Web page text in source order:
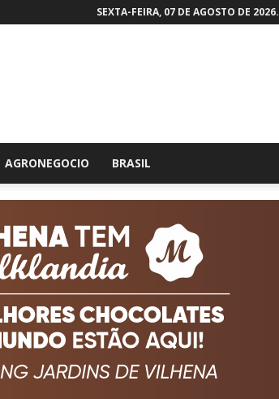
SEXTA-FEIRA, 07 DE AGOSTO DE 2026.
AGRONEGOCIO BRASIL